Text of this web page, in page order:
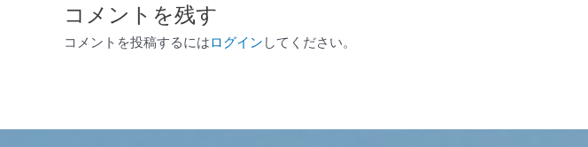
コメントを残す
コメントを投稿するにはログイン してください。